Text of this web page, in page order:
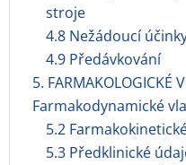
stroje
4.8 Nežádoucí
4.9 Předávkování
5. FARMAKOLOGICKÉ
Farmakodynamické
5.2
5.3 Předklinické